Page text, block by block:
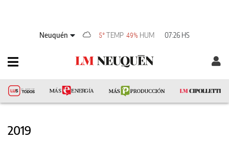
Neuquén 5°TEMP 49% HUM 07:26 HS
2019